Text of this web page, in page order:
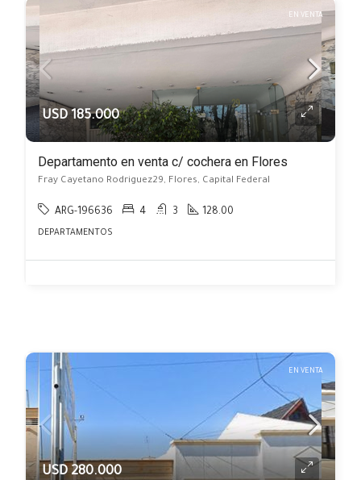
EN VENTA
USD 185.000
Departamento en venta c/ cochera en Flores
Fray Cayetano Rodriguez29, Flores, Capital Federal
ARG-196636 4 3 128.00
DEPARTAMENTOS
EN VENTA
USD 280.000